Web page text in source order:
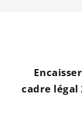
cadre légal